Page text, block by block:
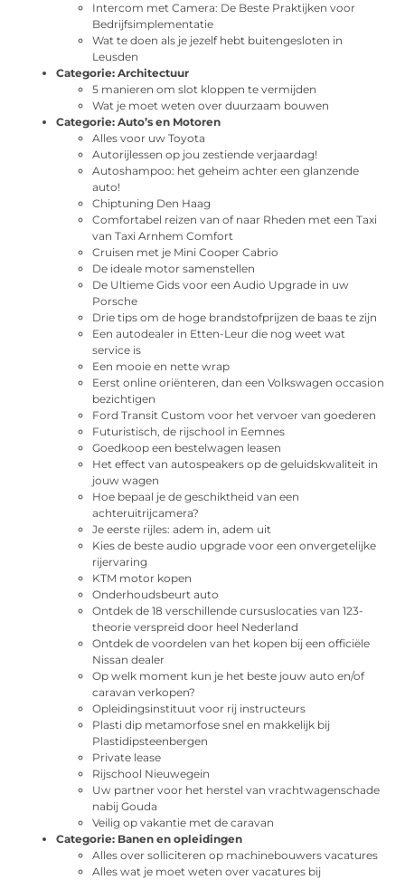
Intercom met Camera: De Beste Praktijken voor
Bedrijfsimplementatie
Wat te doen als je jezelf hebt buitengesloten in
Leusden
Categorie: Architectuur
5 manieren om slot kloppen te vermijden
Wat je moet weten over duurzaam bouwen
Categorie: Auto’s en Motoren
Alles voor uw Toyota
Autorijlessen op jou zestiende verjaardag!
Autoshampoo: het geheim achter een glanzende
auto!
Chiptuning Den Haag
Comfortabel reizen van of naar Rheden met een Taxi
van Taxi Arnhem Comfort
Cruisen met je Mini Cooper Cabrio
De ideale motor samenstellen
De Ultieme Gids voor een Audio Upgrade in uw
Porsche
Drie tips om de hoge brandstofprijzen de baas te zijn
Een autodealer in Etten-Leur die nog weet wat
service is
Een mooie en nette wrap
Eerst online oriënteren, dan een Volkswagen occasion
bezichtigen
Ford Transit Custom voor het vervoer van goederen
Futuristisch, de rijschool in Eemnes
Goedkoop een bestelwagen leasen
Het effect van autospeakers op de geluidskwaliteit in
jouw wagen
Hoe bepaal je de geschiktheid van een
achteruitrijcamera?
Je eerste rijles: adem in, adem uit
Kies de beste audio upgrade voor een onvergetelijke
rijervaring
KTM motor kopen
Onderhoudsbeurt auto
Ontdek de 18 verschillende cursuslocaties van 123-
theorie verspreid door heel Nederland
Ontdek de voordelen van het kopen bij een officiële
Nissan dealer
Op welk moment kun je het beste jouw auto en/of
caravan verkopen?
Opleidingsinstituut voor rij instructeurs
Plasti dip metamorfose snel en makkelijk bij
Plastidipsteenbergen
Private lease
Rijschool Nieuwegein
Uw partner voor het herstel van vrachtwagenschade
nabij Gouda
Veilig op vakantie met de caravan
Categorie: Banen en opleidingen
Alles over solliciteren op machinebouwers vacatures
Alles wat je moet weten over vacatures bij